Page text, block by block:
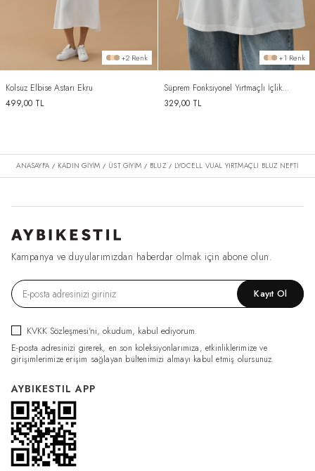
+2 Renk
Kolsuz Elbise Astarı Ekru
499,00 TL
+1 Renk
Süprem Fonksiyonel Yırtmaçlı İçlik
Etek Ekru
329,00TL
ANASAYFA / KADIN GİYİM / ÜST GİYİM / BLUZ / LYOCELL VUAL YIRTMAÇLI BLUZ NEFTI
Kampanya ve duyularımızdan haberdar olmak için abone olun.
Kayıt Ol
KVKK Sözleşmesi'ni, okudum, kabul ediyorum.
E-posta adresinizi girerek, en son koleksiyonlarımıza, etkinliklerimize ve
girişimlerimize erişim sağlayan bültenimizi almayı kabul etmiş olursunuz.
AYBIKESTIL APP